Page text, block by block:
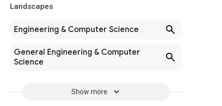
Landscapes
Engineering & Computer Science
General Engineering & Computer
Science
Show more